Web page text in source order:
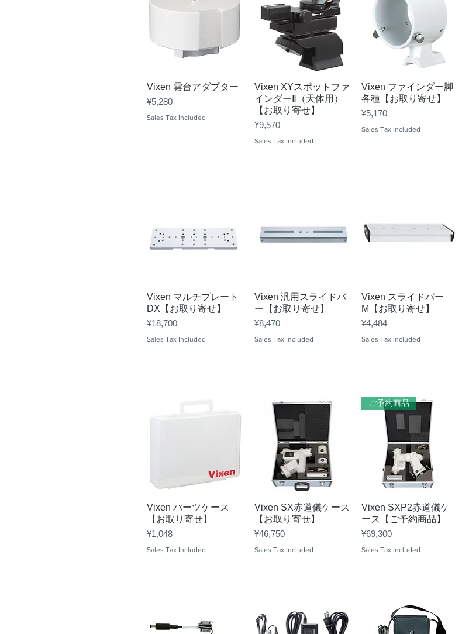
Quick View
Vixen 雲台アダプター
Price
¥5,280
Sales Tax Included
Quick View
Vixen XYスポットファ
インダーⅡ（天体用）
【お取り寄せ】
Price
¥9,570
Sales Tax Included
Quick View
Vixen ファインダー脚
各種【お取り寄せ】
Price
¥5,170
Sales Tax Included
Quick View
Vixen マルチプレート
DX【お取り寄せ】
Price
¥18,700
Sales Tax Included
Quick View
Vixen 汎用スライドバ
ー【お取り寄せ】
Price
¥8,470
Sales Tax Included
Quick View
Vixen スライドバー
M【お取り寄せ】
Price
¥4,484
Sales Tax Included
Quick View
Vixen パーツケース
【お取り寄せ】
Price
¥1,048
Sales Tax Included
Quick View
Vixen SX赤道儀ケース
【お取り寄せ】
Price
¥46,750
Sales Tax Included
Quick View
ご予約商品
Vixen SXP2赤道儀ケ
ース【ご予約商品】
Price
¥69,300
Sales Tax Included